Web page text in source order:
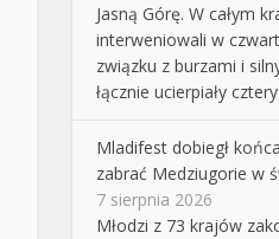
Jasną Górę. W całym
interweniowali w
związku z burzami i
łącznie ucierpiały
Mladifest dobiegł
zabrać Medziugorie w
7 sierpnia 2026
Młodzi z 73 krajów